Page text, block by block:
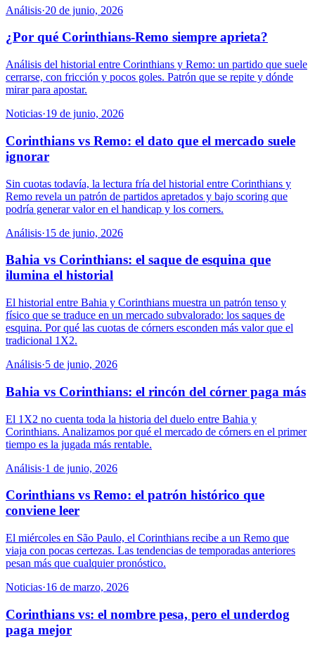
Análisis·20 de junio, 2026
¿Por qué Corinthians-Remo siempre aprieta?
Análisis del historial entre Corinthians y Remo: un partido que suele
cerrarse, con fricción y pocos goles. Patrón que se repite y dónde
mirar para apostar.
Noticias·19 de junio, 2026
Corinthians vs Remo: el dato que el mercado suele
ignorar
Sin cuotas todavía, la lectura fría del historial entre Corinthians y
Remo revela un patrón de partidos apretados y bajo scoring que
podría generar valor en el handicap y los corners.
Análisis·15 de junio, 2026
Bahia vs Corinthians: el saque de esquina que
ilumina el historial
El historial entre Bahia y Corinthians muestra un patrón tenso y
físico que se traduce en un mercado subvalorado: los saques de
esquina. Por qué las cuotas de córners esconden más valor que el
tradicional 1X2.
Análisis·5 de junio, 2026
Bahia vs Corinthians: el rincón del córner paga más
El 1X2 no cuenta toda la historia del duelo entre Bahia y
Corinthians. Analizamos por qué el mercado de córners en el primer
tiempo es la jugada más rentable.
Análisis·1 de junio, 2026
Corinthians vs Remo: el patrón histórico que
conviene leer
El miércoles en São Paulo, el Corinthians recibe a un Remo que
viaja con pocas certezas. Las tendencias de temporadas anteriores
pesan más que cualquier pronóstico.
Noticias·16 de marzo, 2026
Corinthians vs: el nombre pesa, pero el underdog
paga mejor